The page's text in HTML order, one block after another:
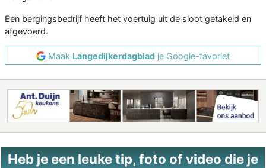
Een bergingsbedrijf heeft het voertuig uit de sloot getakeld en
afgevoerd.
Maak Langedijkerdagblad je Google-favoriet
Heb je een leuke tip, foto of video die je